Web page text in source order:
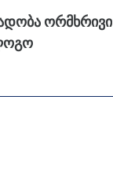
ორმხრივი